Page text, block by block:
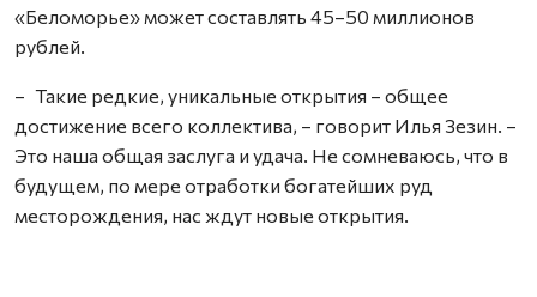
«Беломорье» может составлять 45–50 миллионов
рублей.
– Такие редкие, уникальные открытия – общее
достижение всего коллектива, – говорит Илья Зезин. –
Это наша общая заслуга и удача. Не сомневаюсь, что в
будущем, по мере отработки богатейших руд
месторождения, нас ждут новые открытия.